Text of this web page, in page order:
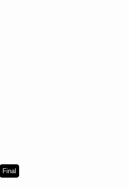
Final